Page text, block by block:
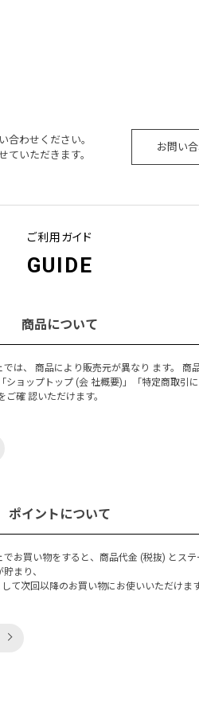
ら
ほ
柔らかく、滑らかな口当
スのよい酸味がフレッシ
合わせください。
ていただきます。
お問い
ご利用ガイド
GUIDE
商品について
では、 商品により販売元が異なり ます。 商
ショップトップ (会 社概要)」「特定商取引
確 認いただけます。
ポイントについて
でお買い物をすると、商品代金 (税抜) とステ
まり、
て次回以降のお買い物にお使いいただけます